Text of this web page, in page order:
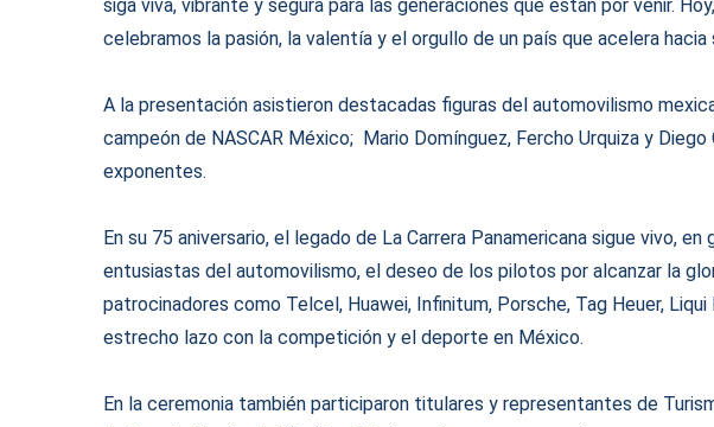
siga viva, vibrante y segura para las generaciones que están por venir.
celebramos la pasión, la valentía y el orgullo de un país que acelera hacia
A la presentación asistieron destacadas figuras del automovilismo
campeón de NASCAR México; Mario Domínguez, Fercho Urquiza y
exponentes.
En su 75 aniversario, el legado de La Carrera Panamericana sigue vivo,
entusiastas del automovilismo, el deseo de los pilotos por alcanzar la
patrocinadores como Telcel, Huawei, Infinitum, Porsche, Tag Heuer,
estrecho lazo con la competición y el deporte en México.
En la ceremonia también participaron titulares y representantes de